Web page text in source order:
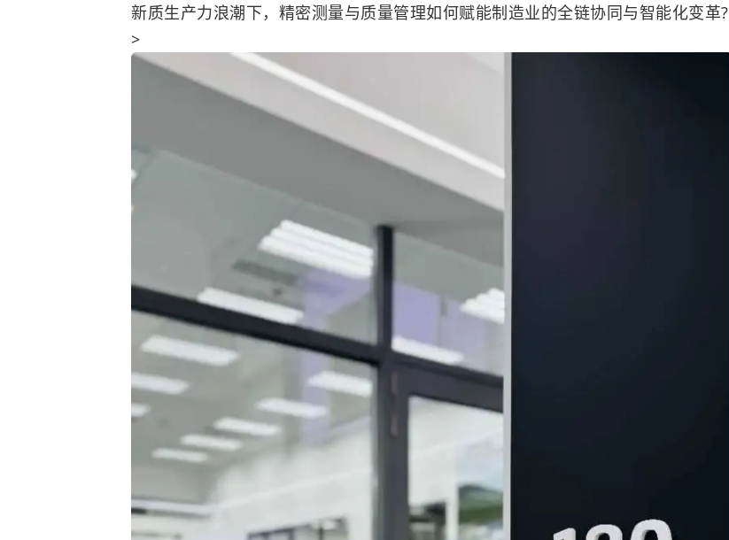
新质生产力浪潮下，精密测量与质量管理如何赋能制造业的全链协同与智能化变革?
>